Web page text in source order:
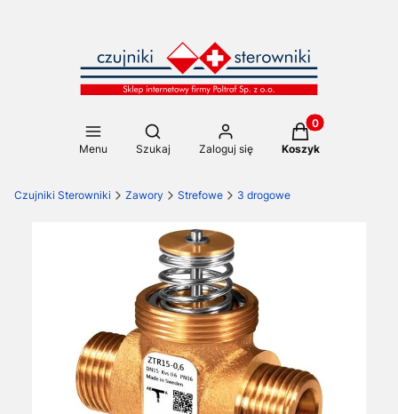
Menu
Otwórz wyszukiwarkę
Szukaj Zaloguj się
Produkty w
Koszyk
Czujniki Sterowniki Zawory Strefowe 3 drogowe